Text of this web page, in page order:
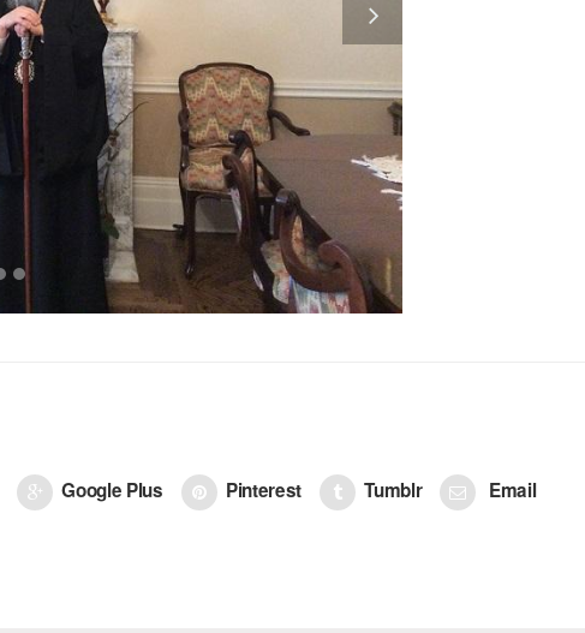
Google Plus Pinterest Tumblr Email